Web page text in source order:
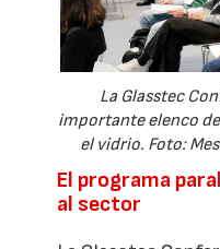
La Glasstec
importante elenco
el vidrio. Foto:
El programa
al sector